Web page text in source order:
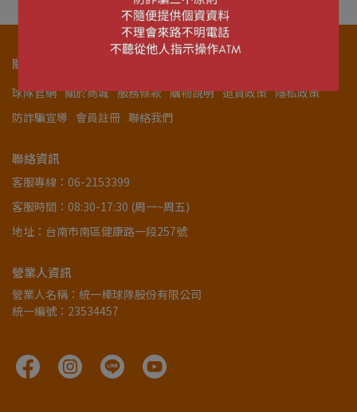
關於我們
球隊官網 關於商城 服務條款 購物說明 退貨政策 隱私政策
防詐騙宣導 會員註冊 聯絡我們
聯絡資訊
客服專線：06-2153399
客服時間：08:30-17:30 (周一~周五)
地址：台南市南區健康路一段257號
營業人資訊
營業人名稱：統一棒球隊股份有限公司
統一編號：23534457